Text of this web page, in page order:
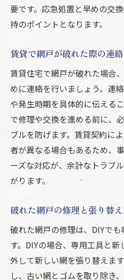
要です。応急処置と早めの交
持のポイントとなります。
賃貸で網戸が破れた際の連
賃貸住宅で網戸が破れた場合
めに連絡を行いましょう。連
や発生時期を具体的に伝える
で修理や交換を進める前に、
ブルを防げます。賃貸契約に
者が異なる場合もあるため、
ーズな対応が、余計なトラブ
がります。
破れた網戸の修理と張り替
破れた網戸の修理は、DIYで
す。DIYの場合、専用工具と
外して新しい網を張り替えま
し、古い網とゴムを取り除き